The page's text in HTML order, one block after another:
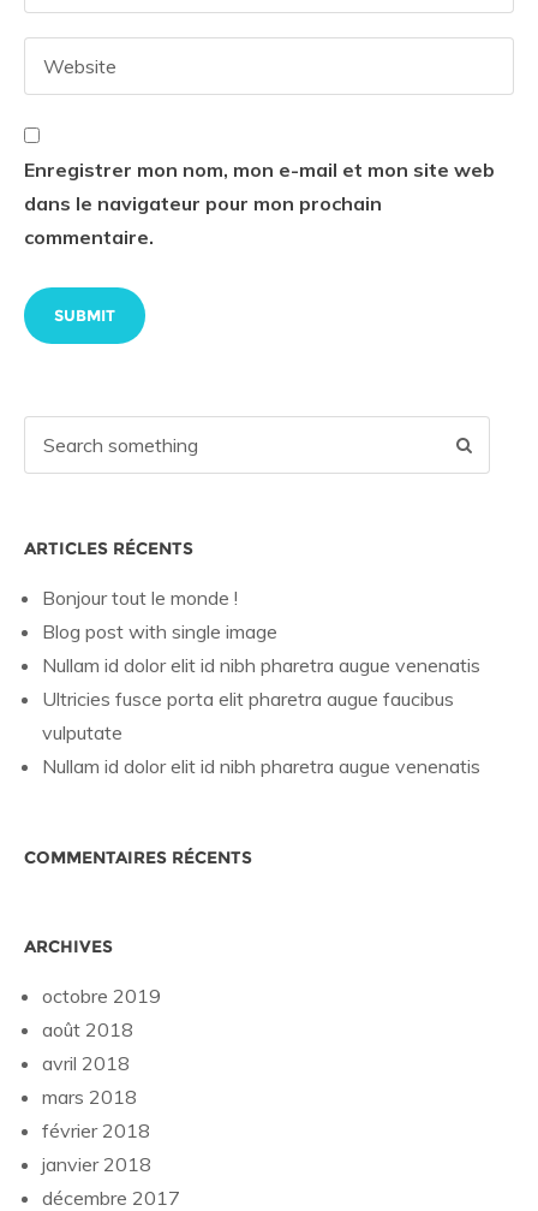
Enregistrer mon nom, mon e-mail et mon site web
dans le navigateur pour mon prochain
commentaire.
ARTICLES RÉCENTS
Bonjour tout le monde !
Blog post with single image
Nullam id dolor elit id nibh pharetra augue venenatis
Ultricies fusce porta elit pharetra augue faucibus
vulputate
Nullam id dolor elit id nibh pharetra augue venenatis
COMMENTAIRES RÉCENTS
ARCHIVES
octobre 2019
août 2018
avril 2018
mars 2018
février 2018
janvier 2018
décembre 2017